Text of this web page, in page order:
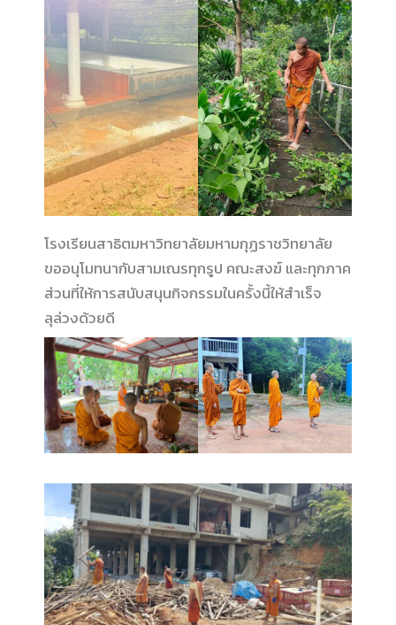
โรงเรียนสาธิตมหาวิทยาลัยมหามกุฏราชวิทยาลัย
ขออนุโมทนากับสามเณรทุกรูป คณะสงฆ์ และทุกภาค
ส่วนที่ให้การสนับสนุนกิจกรรมในครั้งนี้ให้สำเร็จ
ลุล่วงด้วยดี